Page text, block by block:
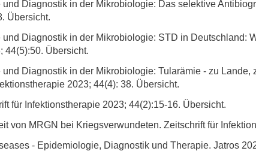
Diagnostik in der Mikrobiologie: Das selektive
Übersicht.
Diagnostik in der Mikrobiologie: STD in Deutschland:
44(5):50. Übersicht.
Diagnostik in der Mikrobiologie: Tularämie - zu Lande,
2023; 44(4): 38. Übersicht.
für Infektionstherapie 2023; 44(2):15-16. Übersicht.
von MRGN bei Kriegsverwundeten. Zeitschrift für
- Epidemiologie, Diagnostik und Therapie. Jatros